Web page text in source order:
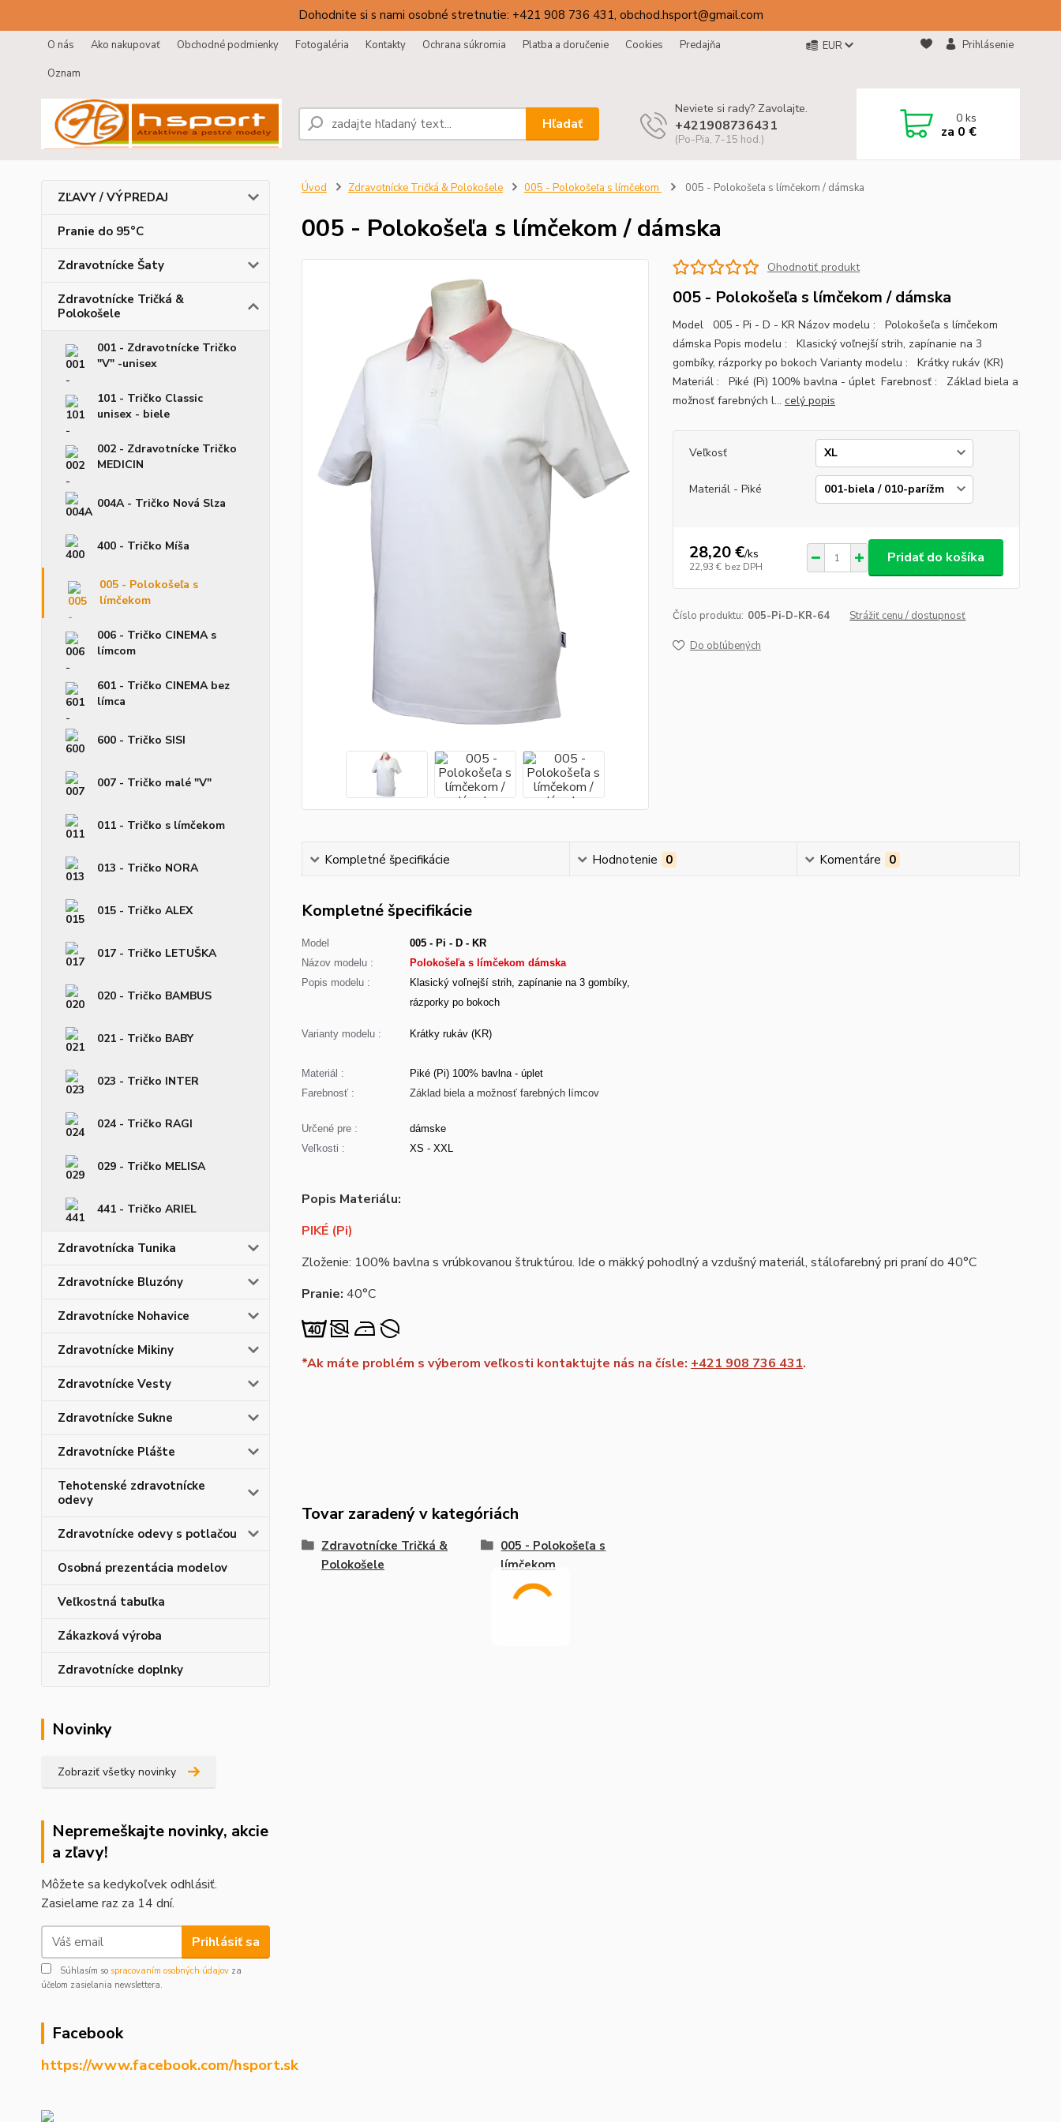
Dohodnite si s nami osobné stretnutie: +421 908 736 431, obchod.hsport@gmail.com
O nás Ako nakupovať Obchodné podmienky Fotogaléria Kontakty Ochrana súkromia Platba a doručenie Cookies
Predajňa
Oznam
EUR Prihlásenie
Hľadať
Neviete si rady? Zavolajte.
+421908736431
(Po-Pia, 7-15 hod.)
0ks
za 0 €
ZĽAVY / VÝPREDAJ
Pranie do 95°C
Zdravotnícke Šaty
Zdravotnícke Tričká &
Polokošele
001 - Zdravotnícke Tričko
"V" -unisex
101 - Tričko Classic
unisex - biele
002 - Zdravotnícke Tričko
MEDICIN
004A - Tričko Nová Slza
400 - Tričko Míša
005 - Polokošeľa s
límčekom
006 - Tričko CINEMA s
límcom
601 - Tričko CINEMA bez
límca
600 - Tričko SISI
007 - Tričko malé "V"
011 - Tričko s límčekom
013 - Tričko NORA
015 - Tričko ALEX
017 - Tričko LETUŠKA
020 - Tričko BAMBUS
021 - Tričko BABY
023 - Tričko INTER
024 - Tričko RAGI
029 - Tričko MELISA
441 - Tričko ARIEL
Zdravotnícka Tunika
Zdravotnícke Bluzóny
Zdravotnícke Nohavice
Zdravotnícke Mikiny
Zdravotnícke Vesty
Zdravotnícke Sukne
Zdravotnícke Plášte
Tehotenské zdravotnícke
odevy
Zdravotnícke odevy s potlačou
Osobná prezentácia modelov
Veľkostná tabuľka
Zákazková výroba
Zdravotnícke doplnky
Novinky
Zobraziť všetky novinky
Nepremeškajte novinky, akcie
a zľavy!
Môžete sa kedykoľvek odhlásiť.
Zasielame raz za 14 dní.
Prihlásiť sa
Súhlasím so spracovaním osobných údajov za
účelom zasielania newslettera.
Facebook
https://www.facebook.com/hsport.sk
Úvod Zdravotnícke Tričká & Polokošele 005 - Polokošeľa s límčekom 005 - Polokošeľa s límčekom / dámska
005 - Polokošeľa s límčekom / dámska
Ohodnotiť produkt
005 - Polokošeľa s límčekom / dámska
Model 005 - Pi - D - KR Názov modelu : Polokošeľa s límčekom
dámska Popis modelu : Klasický voľnejší strih, zapínanie na 3
gombíky, rázporky po bokoch Varianty modelu : Krátky rukáv (KR)
Materiál : Piké (Pi) 100% bavlna - úplet Farebnosť : Základ biela a
možnosť farebných l... celý popis
Veľkosť
Materiál - Piké
28,20 €/ks
22,93 € bez DPH
Pridať do košíka
Číslo produktu: 005-Pi-D-KR-64 Strážiť cenu / dostupnosť
Do obľúbených
Kompletné špecifikácie Hodnotenie 0 Komentáre 0
Kompletné špecifikácie
Model
005 - Pi - D - KR
Názov modelu :
Polokošeľa s límčekom dámska
Popis modelu :
Klasický voľnejší strih, zapínanie na 3 gombíky,
rázporky po bokoch
Varianty modelu : Krátky rukáv (KR)
Materiál :
Piké (Pi) 100% bavlna - úplet
Farebnosť :
Základ biela a možnosť farebných límcov
Určené pre :
dámske
Veľkosti :
XS - XXL
Popis Materiálu:
PIKÉ (Pi)
Zloženie: 100% bavlna s vrúbkovanou štruktúrou. Ide o mäkký pohodlný a vzdušný materiál, stálofarebný pri praní do 40°C
Pranie: 40°C
*Ak máte problém s výberom veľkosti kontaktujte nás na čísle: +421 908 736 431.
Tovar zaradený v kategóriách
Zdravotnícke Tričká &
Polokošele
005 - Polokošeľa s
límčekom